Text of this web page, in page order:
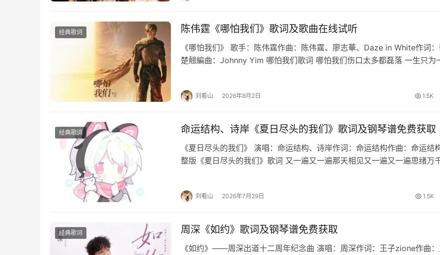
经典歌词 陈伟霆《哪怕我们》歌词及歌曲在线试听
《哪怕我们》 歌手：陈伟霆作曲：陈伟霆、廖志華、Daze in White作词
楚翹編曲：Johnny Yim 哪怕我们歌词 哪怕我们伤口太多都磊落 一生只为
刘看山 2026年8月2日 1.5K
经典歌词 命运结构、诗岸《夏日尽头的我们》歌词及钢琴谱免费获取
《夏日尽头的我们》 演唱：命运结构、诗岸作词：命运结构作曲：命运结
整版《夏日尽头的我们》歌词 又一遍又一遍那天相见又一遍又一遍思绪万
刘看山 2026年7月29日 1.5K
经典歌词 周深《如约》歌词及钢琴谱免费获取
《如约》——周深出道十二周年纪念曲 演唱：周深作词：王子zione作曲